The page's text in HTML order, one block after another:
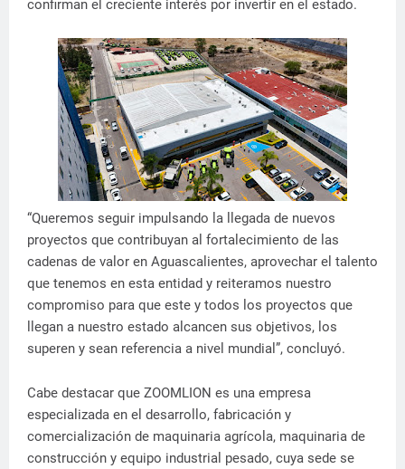
confirman el creciente interés por invertir en el estado.
“Queremos seguir impulsando la llegada de nuevos
proyectos que contribuyan al fortalecimiento de las
cadenas de valor en Aguascalientes, aprovechar el talento
que tenemos en esta entidad y reiteramos nuestro
compromiso para que este y todos los proyectos que
llegan a nuestro estado alcancen sus objetivos, los
superen y sean referencia a nivel mundial”, concluyó.
Cabe destacar que ZOOMLION es una empresa
especializada en el desarrollo, fabricación y
comercialización de maquinaria agrícola, maquinaria de
construcción y equipo industrial pesado, cuya sede se